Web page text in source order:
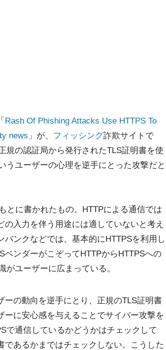
Rash Of Phishing Attacks Use HTTPS To
news 」が、 フィッシング詐欺サイトで
規の認証局から発行されたTLS証明書を使
うユーザーの心理を逆手にとった攻撃だと
とに書かれたもの。HTTPによる通信では
入力を伴う用途には適していないと考え
ンクなどでは、基本的にHTTPSを利用し
ンダーがこぞってHTTPからHTTPSへの
ユーザーに広まっている。
の動向を逆手にとり、正規のTLS証明書
に安心感を与えることでサイバー攻撃を
で通信しているかどうかはチェックして
あるかまではチェックしない。こうした